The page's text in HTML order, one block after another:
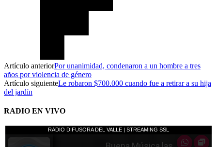
Artículo anteriorPor unanimidad, condenaron a un hombre a tres
años por violencia de género
Artículo siguienteLe robaron $700.000 cuando fue a retirar a su hija
del jardín
RADIO EN VIVO